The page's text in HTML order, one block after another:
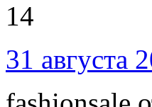
14
31 августа